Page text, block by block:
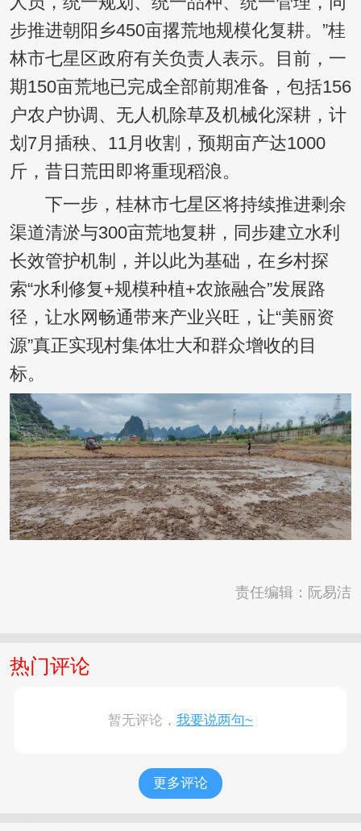
步推进朝阳乡450亩撂荒地规模化复耕。”桂
林市七星区政府有关负责人表示。目前，一
期150亩荒地已完成全部前期准备，包括156
户农户协调、无人机除草及机械化深耕，计
划7月插秧、11月收割，预期亩产达1000
斤，昔日荒田即将重现稻浪。
下一步，桂林市七星区将持续推进剩余
渠道清淤与300亩荒地复耕，同步建立水利
长效管护机制，并以此为基础，在乡村探
索“水利修复+规模种植+农旅融合”发展路
径，让水网畅通带来产业兴旺，让“美丽资
源”真正实现村集体壮大和群众增收的目
标。
责任编辑：阮易洁
热门评论
暂无评论， 我要说两句~
更多评论